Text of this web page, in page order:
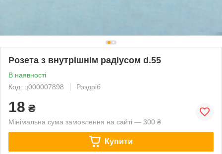
Розета з внутрішнім радіусом d.55
В наявності
Код: ц000007898
Роздріб
18 ₴
Мінімальна сума замовлення на сайті — 300 ₴
Купити